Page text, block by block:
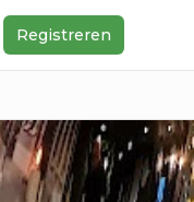
Registreren